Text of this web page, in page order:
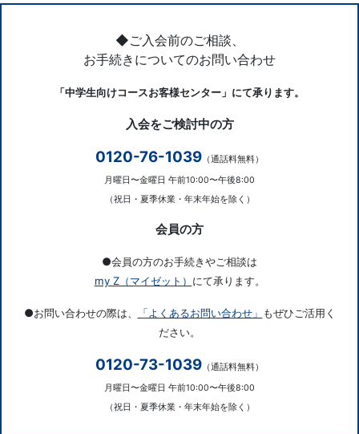
◆ご入会前のご相談、
お手続きについてのお問い合わせ
「中学生向けコースお客様センター」にて承ります。
入会をご検討中の方
0120-76-1039 （通話料無料）
月曜日〜金曜日 午前10:00〜午後8:00
（祝日・夏季休業・年末年始を除く）
会員の方
●会員の方のお手続きやご相談は
my Z（マイゼット） にて承ります。
●お問い合わせの際は、 「よくあるお問い合わせ」 もぜひご活用く
ださい。
0120-73-1039 （通話料無料）
月曜日〜金曜日 午前10:00〜午後8:00
（祝日・夏季休業・年末年始を除く）